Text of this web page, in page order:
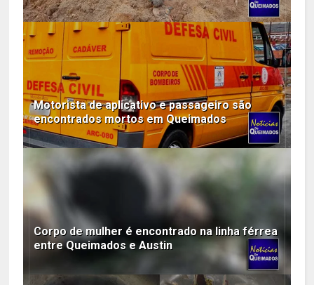
Motorista de aplicativo e passageiro são
encontrados mortos em Queimados
Corpo de mulher é encontrado na linha férrea
entre Queimados e Austin